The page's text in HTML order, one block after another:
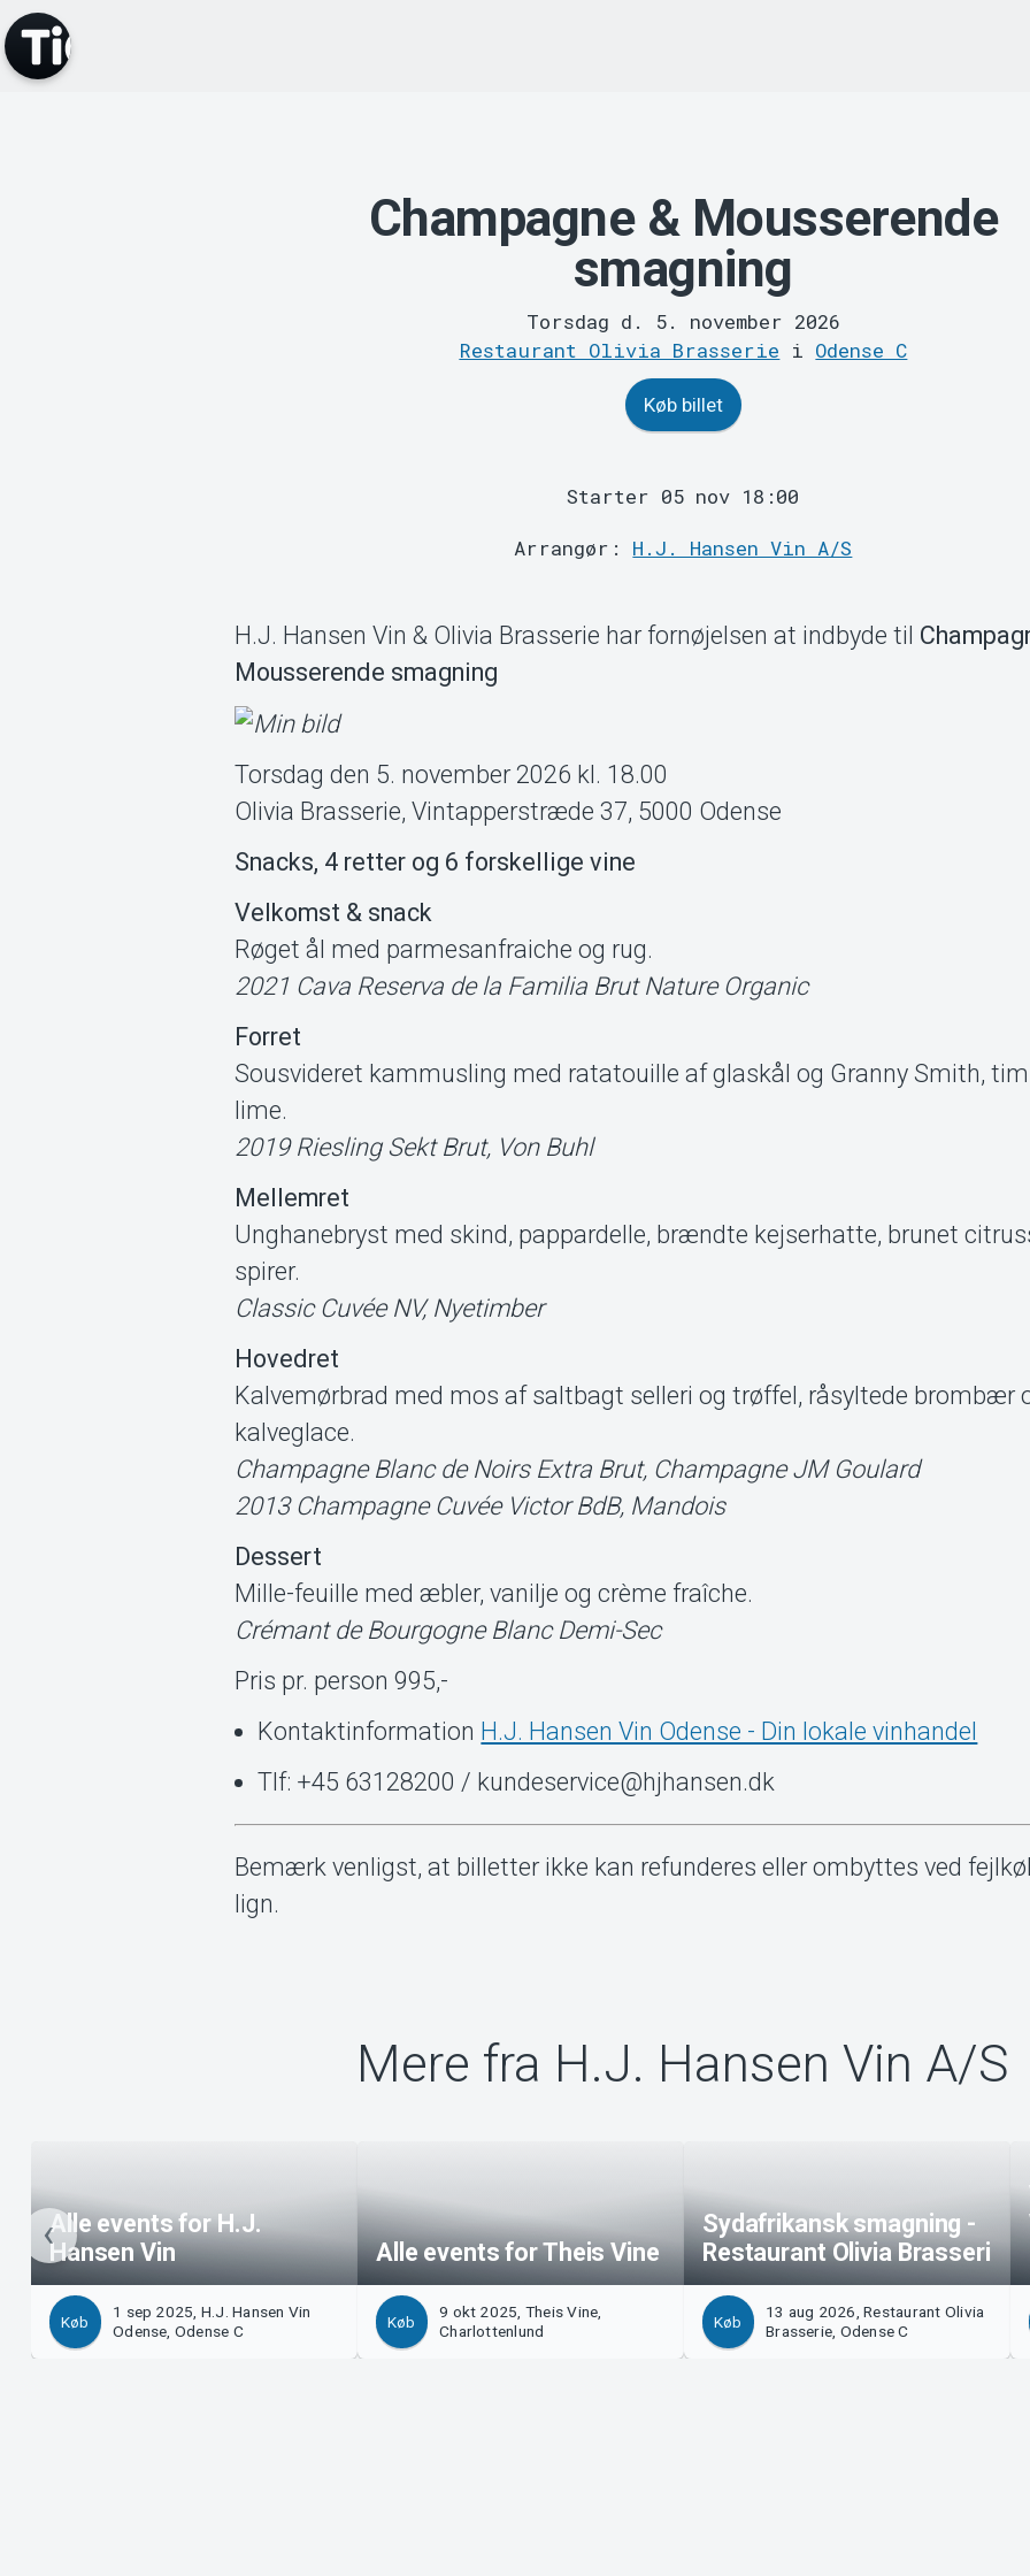
Champagne & Mousserende
smagning
Torsdag d. 5. november 2026
Restaurant Olivia Brasserie i Odense C
Køb billet
Starter 05 nov 18:00
Arrangør: H.J. Hansen Vin A/S
H.J. Hansen Vin & Olivia Brasserie har fornøjelsen at indbyde til
Mousserende smagning
Torsdag den 5. november 2026 kl. 18.00
Olivia Brasserie, Vintapperstræde 37, 5000 Odense
Snacks, 4 retter og 6 forskellige vine
Velkomst & snack
Røget ål med parmesanfraiche og rug.
2021 Cava Reserva de la Familia Brut Nature Organic
Forret
Sousvideret kammusling med ratatouille af glaskål og Granny Smith,
lime.
2019 Riesling Sekt Brut, Von Buhl
Mellemret
Unghanebryst med skind, pappardelle, brændte kejserhatte, brunet
spirer.
Classic Cuvée NV, Nyetimber
Hovedret
Kalvemørbrad med mos af saltbagt selleri og trøffel, råsyltede brombær
kalveglace.
Champagne Blanc de Noirs Extra Brut, Champagne JM Goulard
2013 Champagne Cuvée Victor BdB, Mandois
Dessert
Mille-feuille med æbler, vanilje og crème fraîche.
Crémant de Bourgogne Blanc Demi-Sec
Pris pr. person 995,-
Kontaktinformation H.J. Hansen Vin Odense - Din lokale vinhandel
Tlf: +45 63128200 / kundeservice@hjhansen.dk
Bemærk venligst, at billetter ikke kan refunderes eller ombyttes ved
lign.
Mere fra H.J. Hansen Vin A/S
Alle events for H.J.
Hansen Vin
Køb
1 sep 2025, H.J. Hansen Vin
Odense, Odense C
Alle events for Theis Vine
Køb
9 okt 2025, Theis Vine,
Charlottenlund
Sydafrikansk smagning -
Restaurant Olivia Brasseri
Køb
13 aug 2026, Restaurant Olivia
Brasserie, Odense C